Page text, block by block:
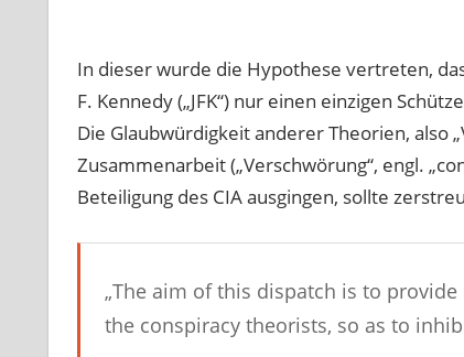
In dieser wurde die Hypothese vertreten,
F. Kennedy („JFK“) nur einen einzigen
Die Glaubwürdigkeit anderer Theorien, also
Zusammenarbeit („Verschwörung“, engl.
Beteiligung des CIA ausgingen, sollte
„The aim of this dispatch is to
the conspiracy theorists, so as to